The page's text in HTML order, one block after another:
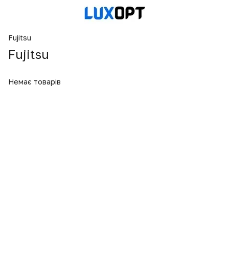
Fujitsu
Fujitsu
Немає товарів